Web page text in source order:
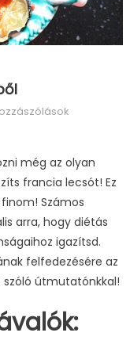
még az olyan
francia lecsót! Ez
Számos
arra, hogy diétás
igazítsd.
felfedezésére az
útmutatónkkal!